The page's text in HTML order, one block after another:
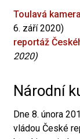
Toulavá
6. září 2020)
reportáž
2020)
Národní
Dne 8. února
vládou České